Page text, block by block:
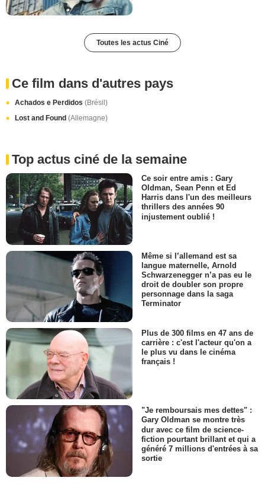
Toutes les actus Ciné
Ce film dans d'autres pays
Achados e Perdidos (Brésil)
Lost and Found (Allemagne)
Top actus ciné de la semaine
Ce soir entre amis : Gary
Oldman, Sean Penn et Ed
Harris dans l'un des meilleurs
thrillers des années 90
injustement oublié !
Même si l’allemand est sa
langue maternelle, Arnold
Schwarzenegger n’a pas eu le
droit de doubler son propre
personnage dans la saga
Terminator
Plus de 300 films en 47 ans de
carrière : c'est l'acteur qu'on a
le plus vu dans le cinéma
français !
"Je remboursais mes dettes" :
Gary Oldman se montre très
dur avec ce film de science-
fiction pourtant brillant et qui a
généré 7 millions d'entrées à sa
sortie